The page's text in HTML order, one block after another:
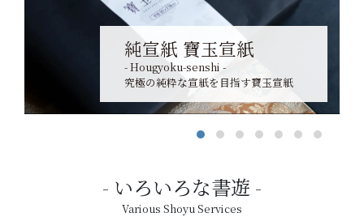
純宣紙 寶玉宣紙
- Hougyoku-senshi -
究極の純粋な宣紙を目指す寶玉宣紙
いろいろな書遊
Various Shoyu Services